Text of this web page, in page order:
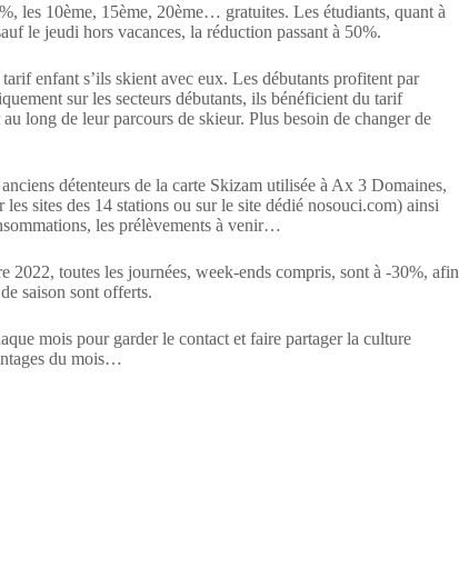
les 10ème, 15ème, 20ème… gratuites. Les étudiants, quant à
le jeudi hors vacances, la réduction passant à 50%.
enfant s’ils skient avec eux. Les débutants profitent par
sur les secteurs débutants, ils bénéficient du tarif
long de leur parcours de skieur. Plus besoin de changer de
détenteurs de la carte Skizam utilisée à Ax 3 Domaines,
sites des 14 stations ou sur le site dédié nosouci.com) ainsi
les prélèvements à venir…
2022, toutes les journées, week-ends compris, sont à -30%, afin
saison sont offerts.
mois pour garder le contact et faire partager la culture
du mois…